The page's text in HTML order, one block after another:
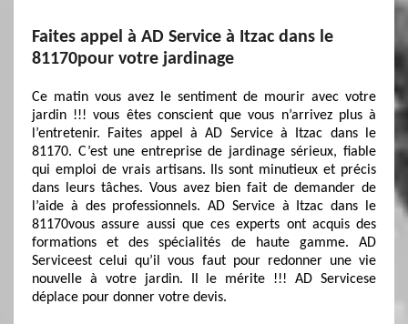
Faites appel à AD Service à Itzac dans le
81170pour votre jardinage
Ce matin vous avez le sentiment de mourir avec votre
jardin !!! vous êtes conscient que vous n’arrivez plus à
l’entretenir. Faites appel à AD Service à Itzac dans le
81170. C’est une entreprise de jardinage sérieux, fiable
qui emploi de vrais artisans. Ils sont minutieux et précis
dans leurs tâches. Vous avez bien fait de demander de
l’aide à des professionnels. AD Service à Itzac dans le
81170vous assure aussi que ces experts ont acquis des
formations et des spécialités de haute gamme. AD
Serviceest celui qu’il vous faut pour redonner une vie
nouvelle à votre jardin. Il le mérite !!! AD Servicese
déplace pour donner votre devis.